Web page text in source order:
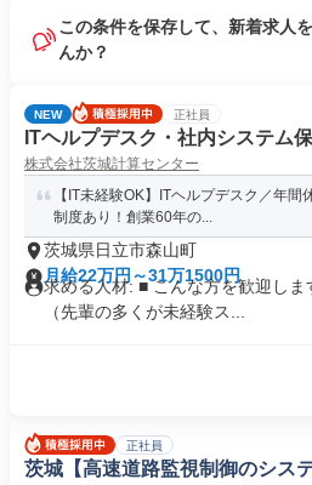
この条件を保存して、新着求人
んか？
NEW 正社員
ITヘルプデスク・社内システム
株式会社茨城計算センター
【IT未経験OK】ITヘルプデスク／年
制度あり！創業60年の...
茨城県日立市森山町
月給22万円～31万1500円
求める人材: ■ こんな方を歓迎し
（先輩の多くが未経験ス...
正社員
茨城【高速道路監視制御のシス